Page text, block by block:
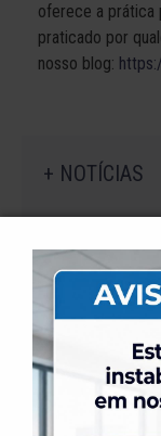
oferece a prática
praticado por
nosso blog:
+ NOTÍCIAS
A promoção
até dia 31
Dia dos
a gente.